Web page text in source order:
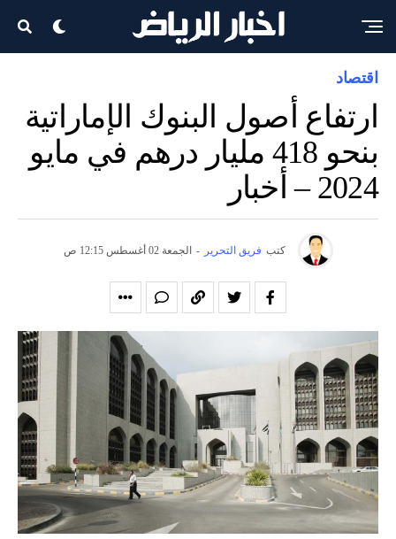
اقتصاد
ارتفاع أصول البنوك الإماراتية
بنحو 418 مليار درهم في مايو
2024 – أخبار
كتب فريق التحرير - الجمعة 02 أغسطس 12:15 ص